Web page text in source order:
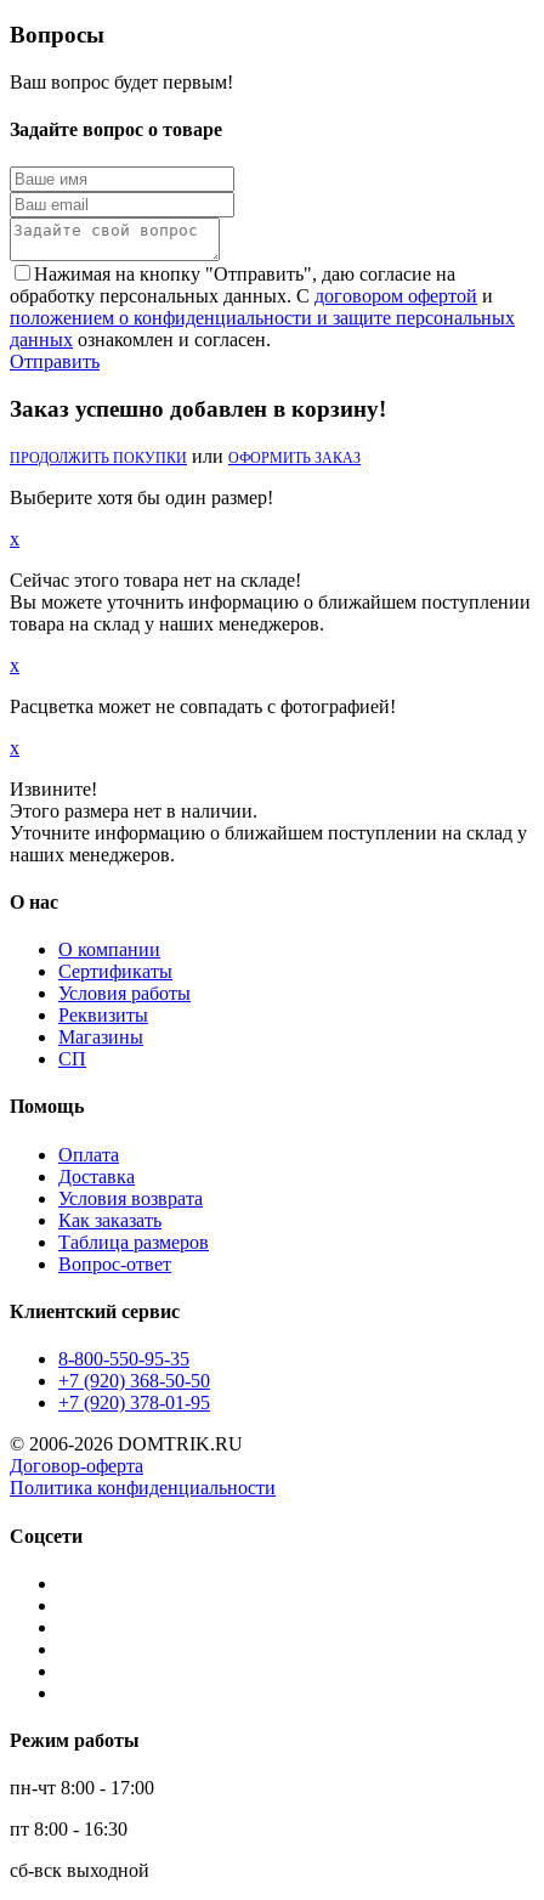
Вопросы
Ваш вопрос будет первым!
Задайте вопрос о товаре
Нажимая на кнопку "Отправить", даю согласие на
обработку персональных данных. С договором офертой и
положением о конфиденциальности и защите персональных
данных ознакомлен и согласен.
Отправить
Заказ успешно добавлен в корзину!
ПРОДОЛЖИТЬ ПОКУПКИ или ОФОРМИТЬ ЗАКАЗ
Выберите хотя бы один размер!
x
Сейчас этого товара нет на складе!
Вы можете уточнить информацию о ближайшем поступлении
товара на склад у наших менеджеров.
x
Расцветка может не совпадать с фотографией!
x
Извините!
Этого размера нет в наличии.
Уточните информацию о ближайшем поступлении на склад у
наших менеджеров.
О нас
О компании
Сертификаты
Условия работы
Реквизиты
Магазины
СП
Помощь
Оплата
Доставка
Условия возврата
Как заказать
Таблица размеров
Вопрос-ответ
Клиентский сервис
8-800-550-95-35
+7 (920) 368-50-50
+7 (920) 378-01-95
© 2006-2026 DOMTRIK.RU
Договор-оферта
Политика конфиденциальности
Соцсети
Режим работы
пн-чт 8:00 - 17:00
пт 8:00 - 16:30
сб-вск выходной